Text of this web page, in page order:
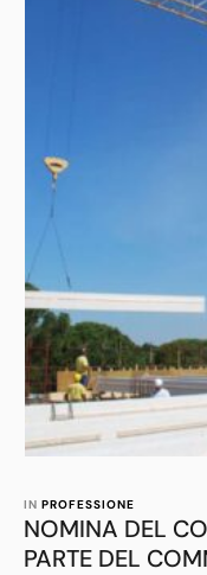
IN PROFESSIONE
NOMINA DEL
PARTE DEL